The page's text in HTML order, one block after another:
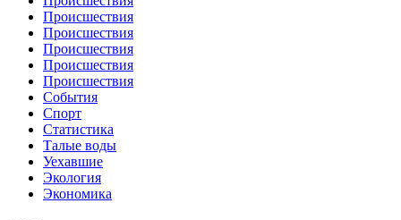
Происшествия
Происшествия
Происшествия
Происшествия
Происшествия
События
Спорт
Статистика
Талые воды
Уехавшие
Экология
Экономика